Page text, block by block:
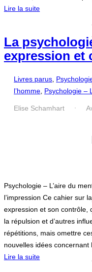
Lire la suite
La
expression et
Livres parus
l’homme Psychologie –
Elise Schamhart ·
Psychologie – L’aire du
l’impression Ce cahier sur
expression et son contrôle,
la répulsion et d’autres
répétitions, mais omettre
nouvelles idées concernant
Lire la suite